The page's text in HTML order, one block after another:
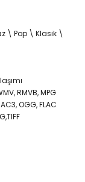
\ Pop \ Klasik \
RMVB, MPG
OGG, FLAC